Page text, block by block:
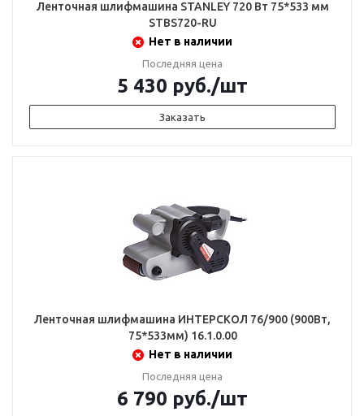
Ленточная шлифмашина STANLEY 720 Вт 75*533 мм
STBS720-RU
Нет в наличии
Последняя цена
5 430 руб./шт
Заказать
Ленточная шлифмашина ИНТЕРСКОЛ 76/900 (900Вт,
75*533мм) 16.1.0.00
Нет в наличии
Последняя цена
6 790 руб./шт